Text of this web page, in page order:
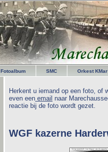
Fotoalbum SMC Orkest KMar
Herkent u iemand op een foto, of
even een email naar
reactie bij de foto wordt gezet.
WGF kazerne